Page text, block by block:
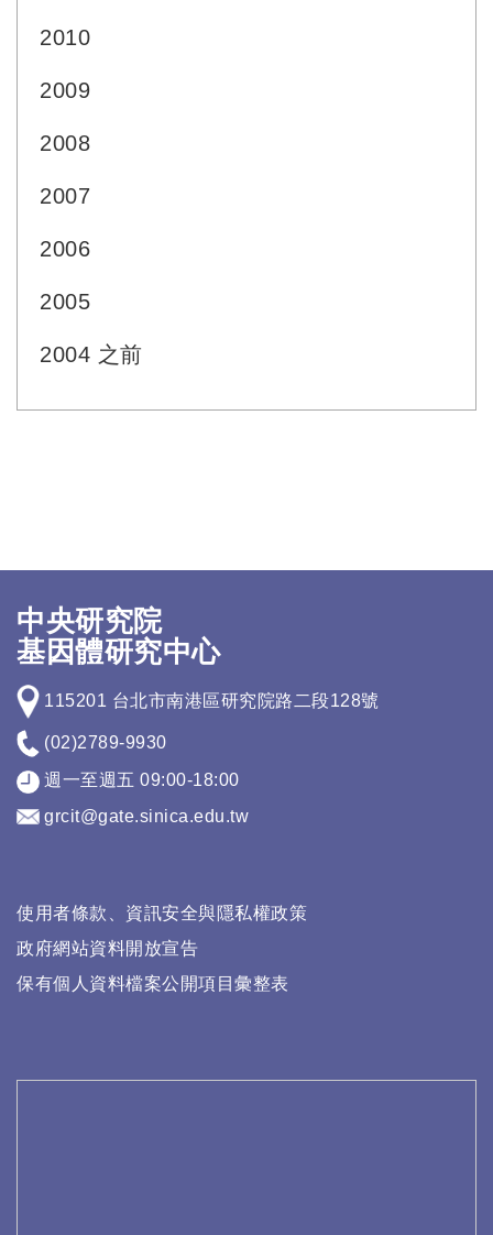
2010
2009
2008
2007
2006
2005
2004 之前
中央研究院
基因體研究中心
115201 台北市南港區研究院路二段128號
(02)2789-9930
週一至週五 09:00-18:00
grcit@gate.sinica.edu.tw
使用者條款、資訊安全與隱私權政策
政府網站資料開放宣告
保有個人資料檔案公開項目彙整表